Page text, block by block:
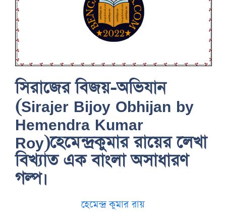
সিরাজের বিজয়-অভিযান
(Sirajer Bijoy Obhijan by
Hemendra Kumar
Roy)হেমেন্দ্রকুমার রায়ের লেখা
বিখ্যাত এক বাংলা অসাধারণ
গল্প।
হেমেন্দ্র কুমার রায়